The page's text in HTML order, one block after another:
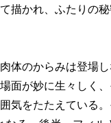
描かれ、ふたりの
体のからみは登場
面が妙に生々しく
気をたたえている